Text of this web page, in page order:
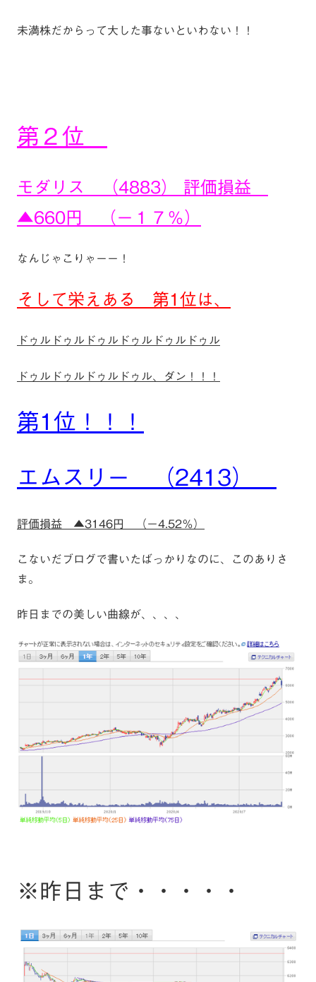
未満株だからって大した事ないといわない！！
第２位
モダリス （4883） 評価損益
▲660円 （ー１７％）
なんじゃこりゃーー！
そして栄えある 第1位は、
ドゥルドゥルドゥルドゥルドゥルドゥル
ドゥルドゥルドゥルドゥル、ダン！！！
第1位！！！
エムスリー （2413）
評価損益 ▲3146円 （－4.52％）
こないだブログで書いたばっかりなのに、このありさ
ま。
昨日までの美しい曲線が、、、、
※昨日まで・・・・・